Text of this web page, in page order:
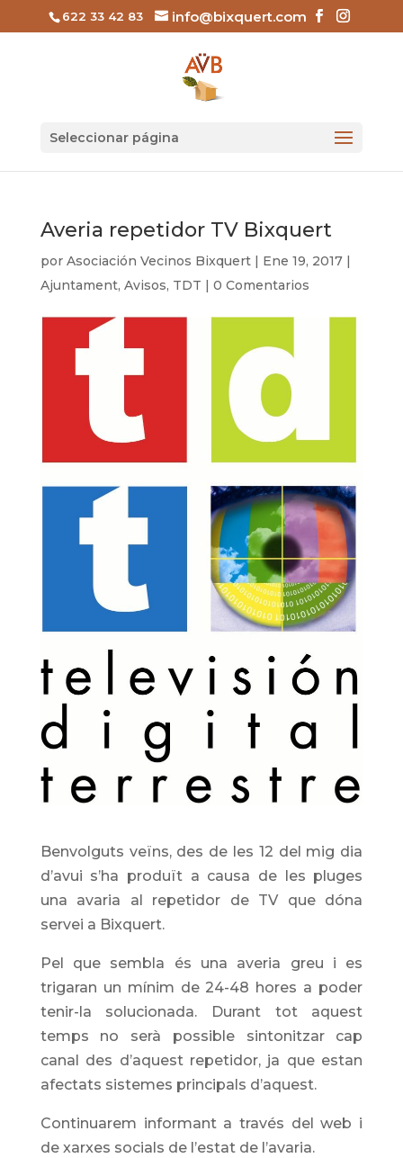
622 33 42 83 info@bixquert.com
Seleccionar página
Averia repetidor TV Bixquert
por Asociación Vecinos Bixquert| Ene 19, 2017|
Ajuntament, Avisos, TDT | 0 Comentarios
Benvolguts veïns, des de les 12 del mig dia
d’avui s’ha produït a causa de les pluges
una avaria al repetidor de TV que dóna
servei a Bixquert.
Pel que sembla és una averia greu i es
trigaran un mínim de 24-48 hores a poder
tenir-la solucionada. Durant tot aquest
temps no serà possible sintonitzar cap
canal des d’aquest repetidor, ja que estan
afectats sistemes principals d’aquest.
Continuarem informant a través del web i
de xarxes socials de l’estat de l’avaria.